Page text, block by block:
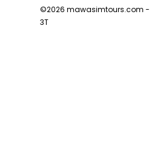
©2026 mawasimtours.com -
3T